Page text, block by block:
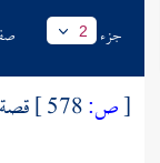
جزء 2
[ص: